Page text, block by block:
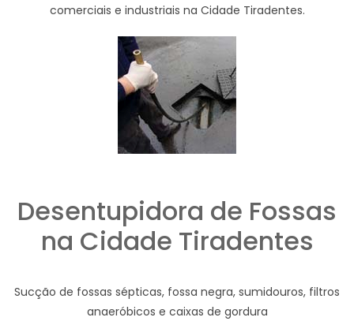
comerciais e industriais na Cidade Tiradentes.
Desentupidora de Fossas
na Cidade Tiradentes
Sucção de fossas sépticas, fossa negra, sumidouros, filtros
anaeróbicos e caixas de gordura